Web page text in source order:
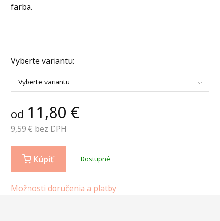
farba.
Vyberte variantu:
Vyberte variantu
od 11,80 €
9,59 € bez DPH
Kúpiť Dostupné
Možnosti doručenia a platby